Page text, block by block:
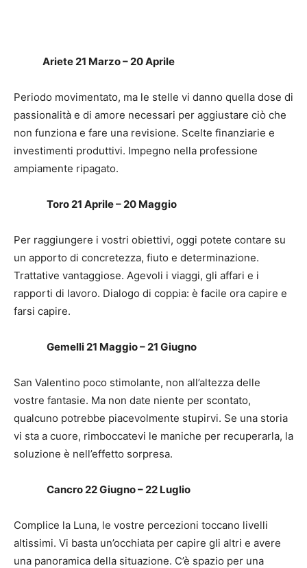
Ariete 21 Marzo – 20 Aprile
Periodo movimentato, ma le stelle vi danno quella dose di
passionalità e di amore necessari per aggiustare ciò che
non funziona e fare una revisione. Scelte finanziarie e
investimenti produttivi. Impegno nella professione
ampiamente ripagato.
Toro 21 Aprile – 20 Maggio
Per raggiungere i vostri obiettivi, oggi potete contare su
un apporto di concretezza, fiuto e determinazione.
Trattative vantaggiose. Agevoli i viaggi, gli affari e i
rapporti di lavoro. Dialogo di coppia: è facile ora capire e
farsi capire.
Gemelli 21 Maggio – 21 Giugno
San Valentino poco stimolante, non all’altezza delle
vostre fantasie. Ma non date niente per scontato,
qualcuno potrebbe piacevolmente stupirvi. Se una storia
vi sta a cuore, rimboccatevi le maniche per recuperarla, la
soluzione è nell’effetto sorpresa.
Cancro 22 Giugno – 22 Luglio
Complice la Luna, le vostre percezioni toccano livelli
altissimi. Vi basta un’occhiata per capire gli altri e avere
una panoramica della situazione. C’è spazio per una